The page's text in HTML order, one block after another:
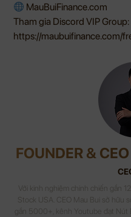
MauBuiFinance.com
Tham gia Discord VIP Group:
https://maubuifinance.com/
FOUNDER &
Với kinh nghiệm chinh chiến gần
Stock USA. CEO Mau Bui sở hữu
gần 5000+, kênh Youtube đạt Nút